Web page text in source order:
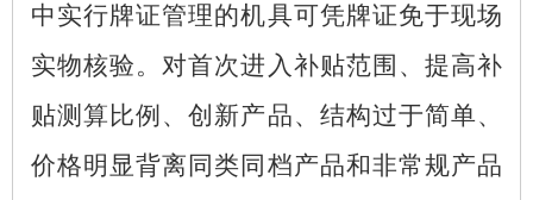
中实行牌证管理的机具可凭牌证免于现场
实物核验。对首次进入补贴范围、提高补
贴测算比例、创新产品、结构过于简单、
价格明显背离同类同档产品和非常规产品